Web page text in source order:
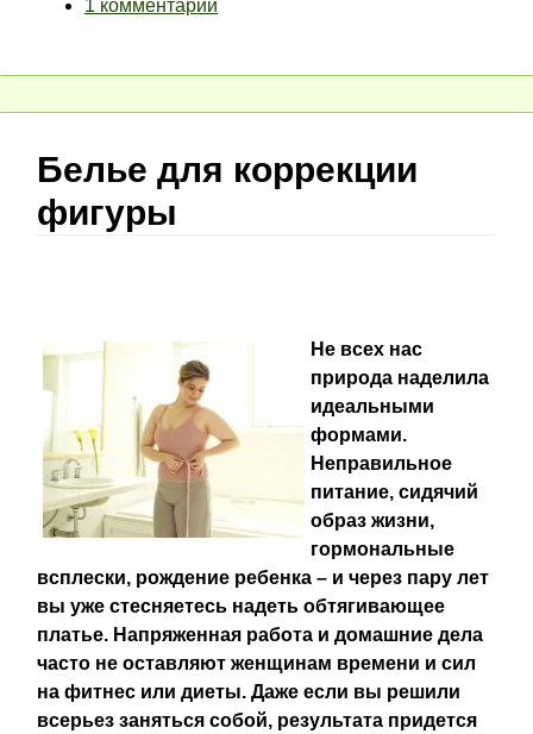
1 комментарий
Белье для коррекции
фигуры
Не всех нас
природа наделила
идеальными
формами.
Неправильное
питание, сидячий
образ жизни,
гормональные
всплески, рождение ребенка – и через пару лет
вы уже стесняетесь надеть обтягивающее
платье. Напряженная работа и домашние дела
часто не оставляют женщинам времени и сил
на фитнес или диеты. Даже если вы решили
всерьез заняться собой, результата придется